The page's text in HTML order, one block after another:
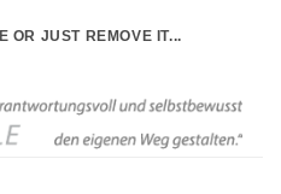
OR JUST REMOVE IT...